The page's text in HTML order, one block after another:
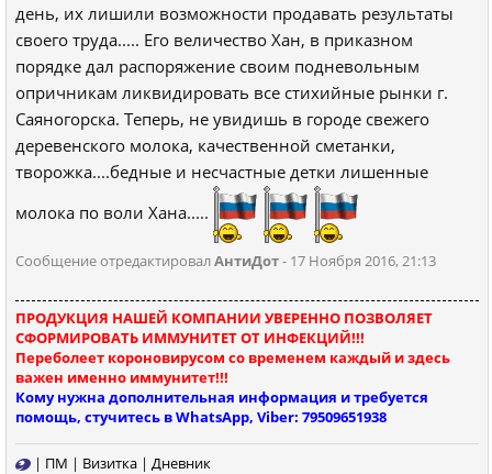
день, их лишили возможности продавать результаты
своего труда..... Его величество Хан, в приказном
порядке дал распоряжение своим подневольным
опричникам ликвидировать все стихийные рынки г.
Саяногорска. Теперь, не увидишь в городе свежего
деревенского молока, качественной сметанки,
творожка....бедные и несчастные детки лишенные
молока по воли Хана.....
Сообщение отредактировалАнтиДот- 17 Ноября 2016, 21:13
ПРОДУКЦИЯ НАШЕЙ КОМПАНИИ УВЕРЕННО ПОЗВОЛЯЕТ
СФОРМИРОВАТЬ ИММУНИТЕТ ОТ ИНФЕКЦИЙ!!!
Переболеет короновирусом со временем каждый и здесь
важен именно иммунитет!!!
Кому нужна дополнительная информация и требуется
помощь, стучитесь в WhatsApp, Viber: 79509651938
| ПМ | Визитка | Дневник